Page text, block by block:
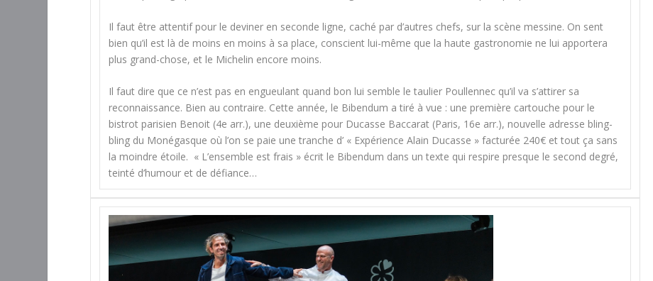
Il faut être attentif pour le deviner en seconde ligne, caché par d’autres chefs, sur la scène messine. On sent
bien qu’il est là de moins en moins à sa place, conscient lui-même que la haute gastronomie ne lui apportera
plus grand-chose, et le Michelin encore moins.
Il faut dire que ce n’est pas en engueulant quand bon lui semble le taulier Poullennec qu’il va s’attirer sa
reconnaissance. Bien au contraire. Cette année, le Bibendum a tiré à vue : une première cartouche pour le
bistrot parisien Benoit (4e arr.), une deuxième pour Ducasse Baccarat (Paris, 16e arr.), nouvelle adresse bling-
bling du Monégasque où l’on se paie une tranche d’ « Expérience Alain Ducasse » facturée 240€ et tout ça sans
la moindre étoile. « L’ensemble est frais » écrit le Bibendum dans un texte qui respire presque le second degré,
teinté d’humour et de défiance…